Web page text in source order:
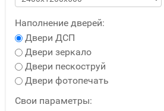
Наполнение дверей:
Двери ДСП
Двери зеркало
Двери пескоструй
Двери фотопечать
Свои параметры: